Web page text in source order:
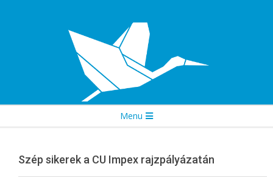
Indulunk! Hamarosan újraindul oldalunk!
Menu
Szép sikerek a CU Impex rajzpályázatán